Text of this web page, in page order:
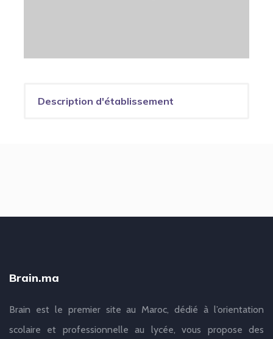
Description d'établissement
Brain.ma
Brain est le premier site au Maroc, dédié à l’orientation
scolaire et professionnelle au lycée, vous propose des